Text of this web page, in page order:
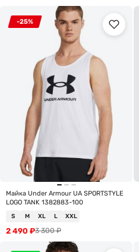
-25%
Майка Under Armour UA SPORTSTYLE
LOGO TANK 1382883-100
S M XL L XXL
3 300₽
2 490 ₽